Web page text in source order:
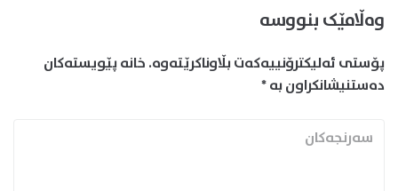
وەڵامێک بنووسە
پۆستی ئەلیکترۆنییەکەت بڵاوناکرێتەوە.خانە پێویستەکان
دەستنیشانکراون بە*